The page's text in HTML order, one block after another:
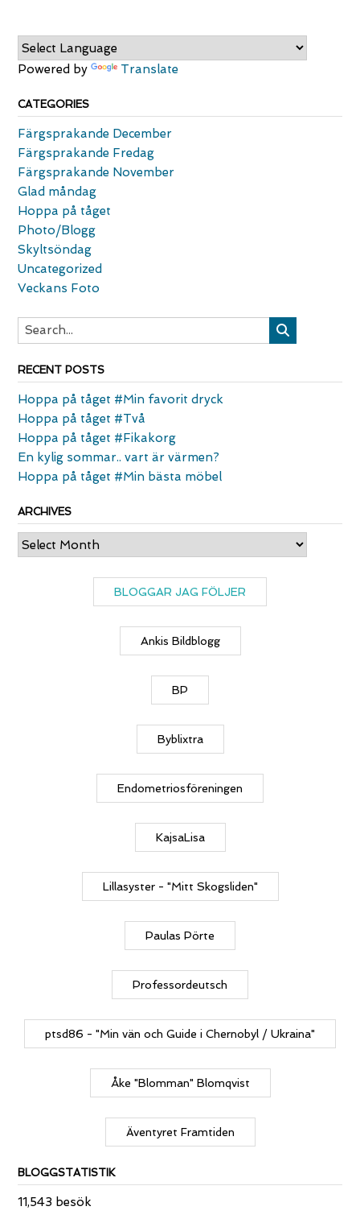
Powered by Translate
CATEGORIES
Färgsprakande December
Färgsprakande Fredag
Färgsprakande November
Glad måndag
Hoppa på tåget
Photo/Blogg
Skyltsöndag
Uncategorized
Veckans Foto
RECENT POSTS
Hoppa på tåget #Min favorit dryck
Hoppa på tåget #Två
Hoppa på tåget #Fikakorg
En kylig sommar.. vart är värmen?
Hoppa på tåget #Min bästa möbel
ARCHIVES
Archives
BLOGGAR JAG FÖLJER
Ankis Bildblogg
BP
Byblixtra
Endometriosföreningen
KajsaLisa
Lillasyster - "Mitt Skogsliden"
Paulas Pörte
Professordeutsch
ptsd86 - "Min vän och Guide i Chernobyl / Ukraina"
Åke "Blomman" Blomqvist
Äventyret Framtiden
BLOGGSTATISTIK
11,543 besök